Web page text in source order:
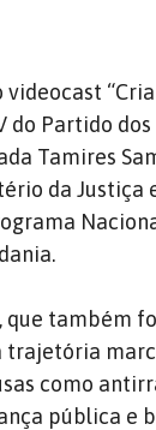
do Partido
Tamires
da Justiça
que também
trajetória
como
pública e